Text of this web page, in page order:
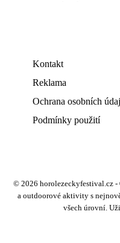
Kontakt
Reklama
Ochrana osobních
Podmínky použití
© 2026 horolezeckyfestival.cz -
a outdoorové aktivity s
všech úrovní.